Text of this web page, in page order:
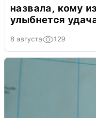
назвала, кому
улыбнется
8 августа 129